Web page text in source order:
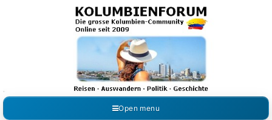
Kolumbienforum - Das
grosse Forum der
Freunde Kolumbiens
Reisen, Auswandern, Kultur, Politik, Geschichte und Visum in Kolumbien und Venezuela.
Austausch, Erfahrungen und Gemeinschaft im Kolumbienforum
Open menu